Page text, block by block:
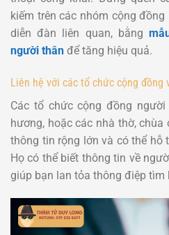
kiếm trên các nhóm cộng
diễn đàn liên quan, bằng
người thân để tăng hiệu quả.
Liên hệ với các tổ chức cộng đồng
Các tổ chức cộng đồng
hương, hoặc các nhà thờ,
thông tin rộng lớn và có thể hỗ
Họ có thể biết thông tin về
giúp bạn lan tỏa thông điệp tìm